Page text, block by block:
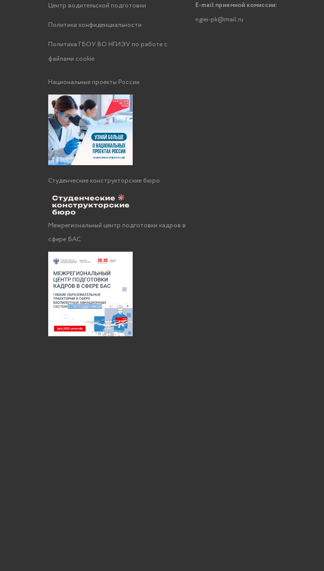
Центр водительской подготовки
Политика конфиденциальности
Политика ГБОУ ВО НГИЭУ по работе с
файлами cookie
Национальные проекты России
Студенческие конструкторские бюро
Межрегиональный центр подготовки кадров в
сфере БАС
E-mail приемной комиссии:
ngiei-pk@mail.ru